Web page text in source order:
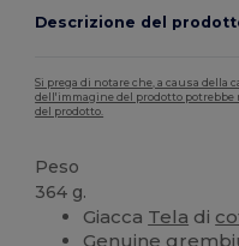
Descrizione del
Si prega di notare che, a causa della
dell'immagine del prodotto potrebbe
del prodotto.
Peso
364 g.
Giacca Tela di
Genuine